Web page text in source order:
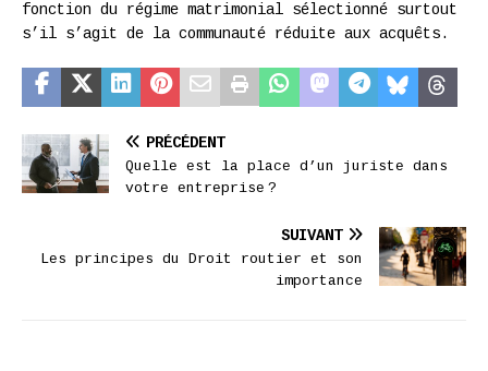
fonction du régime matrimonial sélectionné surtout
s’il s’agit de la communauté réduite aux acquêts.
PRÉCÉDENT
Quelle est la place d’un juriste dans
votre entreprise ?
SUIVANT
Les principes du Droit routier et son
importance